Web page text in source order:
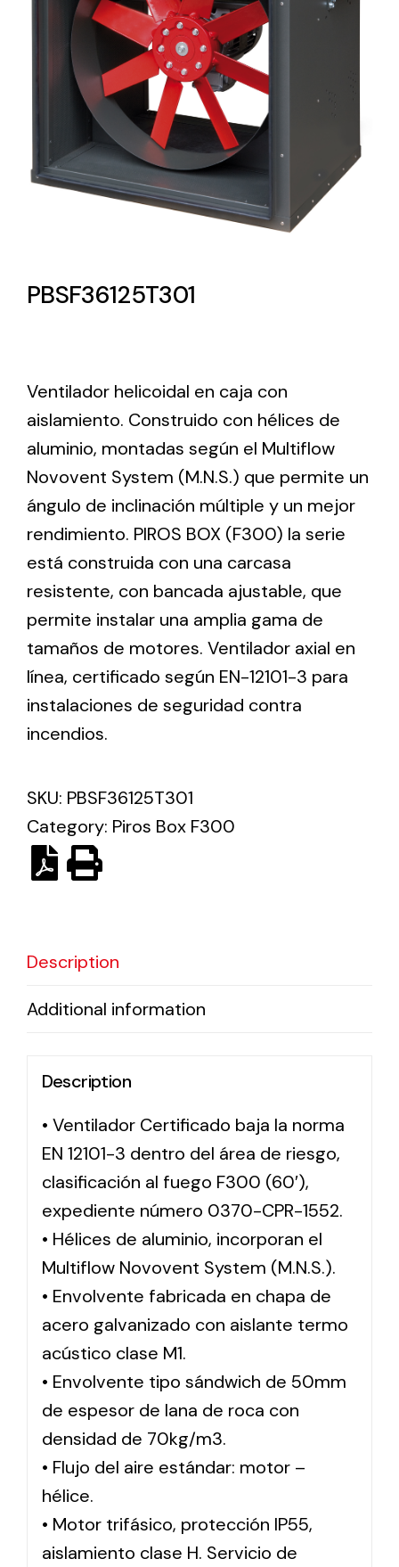
Lighting and Electrical
Equipment
Complete solutions in lighting and electrical
material for each project and need
Amplia gama de ventiladores y equipos de
Ventilation
The incorporation of Novovent into the group
meant a greater offer of ventilation products for
different uses
Iluminación Solar
Variedad de soluciones solares para todo tipo
de necesidades.
Solar lighting
Variety of solar solutions for all kinds of needs.
PBSF36125T301
Ventilador helicoidal en caja con
aislamiento. Construido con hélices de
aluminio, montadas según el Multiflow
Novovent System (M.N.S.) que permite un
ángulo de inclinación múltiple y un mejor
rendimiento. PIROS BOX (F300) la serie
está construida con una carcasa
resistente, con bancada ajustable, que
permite instalar una amplia gama de
tamaños de motores. Ventilador axial en
línea, certificado según EN-12101-3 para
instalaciones de seguridad contra
incendios.
SKU: PBSF36125T301
Category: Piros Box F300
Description
Additional information
Description
• Ventilador Certificado baja la norma
EN 12101-3 dentro del área de riesgo,
clasificación al fuego F300 (60′),
expediente número 0370-CPR-1552.
• Hélices de aluminio, incorporan el
Multiflow Novovent System (M.N.S.).
• Envolvente fabricada en chapa de
acero galvanizado con aislante termo
acústico clase M1.
• Envolvente tipo sándwich de 50mm
de espesor de lana de roca con
densidad de 70kg/m3.
• Flujo del aire estándar: motor –
hélice.
• Motor trifásico, protección IP55,
aislamiento clase H. Servicio de